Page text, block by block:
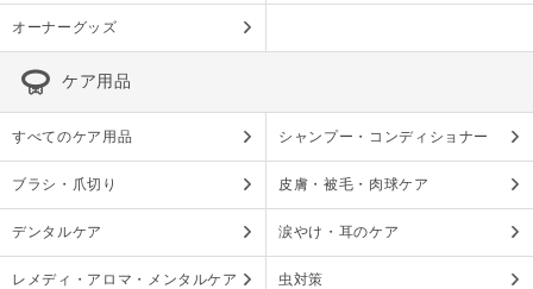
オーナーグッズ
ケア用品
すべてのケア用品 シャンプー・コンディショナー
ブラシ・爪切り 皮膚・被毛・肉球ケア
デンタルケア 涙やけ・耳のケア
レメディ・アロマ・メンタルケア 虫対策